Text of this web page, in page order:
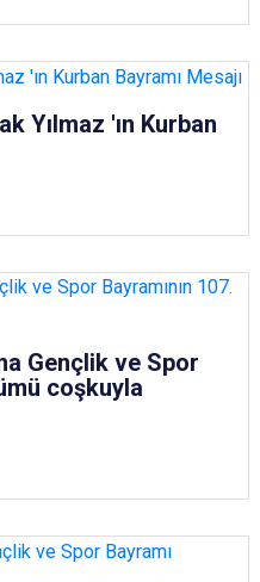
Yılmaz 'ın Kurban
Gençlik ve Spor
coşkuyla